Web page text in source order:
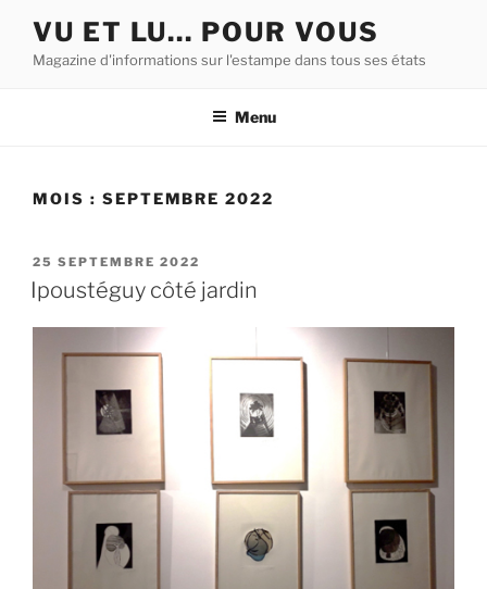
contenu
VU ET LU… POUR VOUS
Magazine d'informations sur l'estampe dans tous ses états
Menu
MOIS : SEPTEMBRE 2022
PUBLIÉ
LE
25 SEPTEMBRE 2022
Ipoustéguy côté jardin